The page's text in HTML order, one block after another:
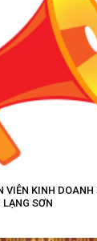
VIÊN KINH
LẠNG SƠN